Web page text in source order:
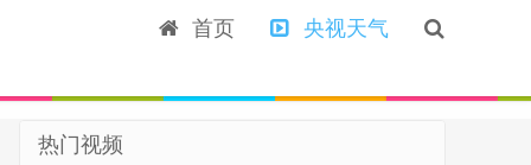
首页 央视天气
热门视频